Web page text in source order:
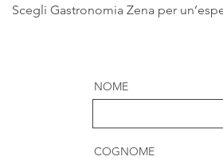
Scegli Gastronomia Zena per
NOME
COGNOME